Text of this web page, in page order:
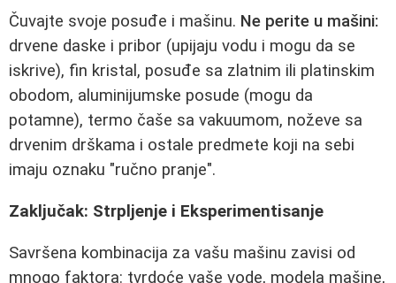
Čuvajte svoje posuđe i mašinu. Ne perite u mašini:
drvene daske i pribor (upijaju vodu i mogu da se
iskrive), fin kristal, posuđe sa zlatnim ili platinskim
obodom, aluminijumske posude (mogu da
potamne), termo čaše sa vakuumom, noževe sa
drvenim drškama i ostale predmete koji na sebi
imaju oznaku "ručno pranje".
Zaključak: Strpljenje i Eksperimentisanje
Savršena kombinacija za vašu mašinu zavisi od
mnogo faktora: tvrdoće vaše vode, modela mašine,